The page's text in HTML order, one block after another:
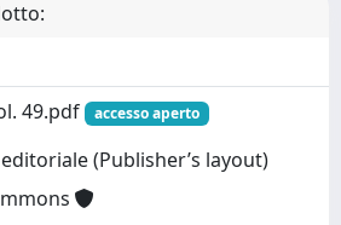
49.pdf
accesso aperto
(Publisher’s layout)